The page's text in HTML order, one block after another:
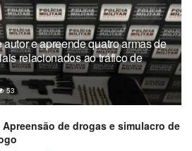
e apreende quatro armas de
relacionados ao tráfico de
53
Apreensão de drogas e simulacro de